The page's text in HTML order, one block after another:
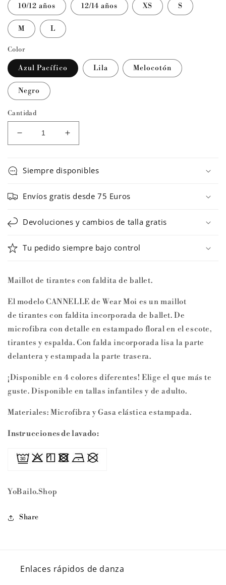
10/12 años 12/14 años XS S
M L
Color
Azul Pacífico Lila Melocotón
Negro
Cantidad
Reducir
cantidad
Maillot
con
CANNELLE
Wear
Moi
Aumentar
cantidad
Maillot
con
CANNELLE
Wear
Moi
Siempre disponibles
Envíos gratis desde 75 Euros
Devoluciones y cambios de talla gratis
Tu pedido siempre bajo control
Maillot de tirantes con faldita de ballet.
El modelo CANNELLE de Wear Moi es un maillot
de tirantes con faldita incorporada de ballet. De
microfibra con detalle en estampado floral en el escote,
tirantes y espalda. Con falda incorporada lisa la parte
delantera y estampada la parte trasera.
¡Disponible en 4 colores diferentes! Elige el que más te
guste. Disponible en tallas infantiles y de adulto.
Materiales: Microfibra y Gasa elástica estampada.
Instrucciones de lavado:
YoBailo.Shop
Share
Enlaces rápidos de danza